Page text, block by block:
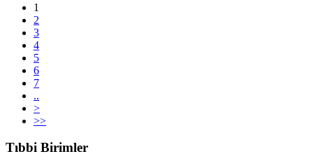
1
2
3
4
5
6
7
..
>
>>
Tıbbi Birimler